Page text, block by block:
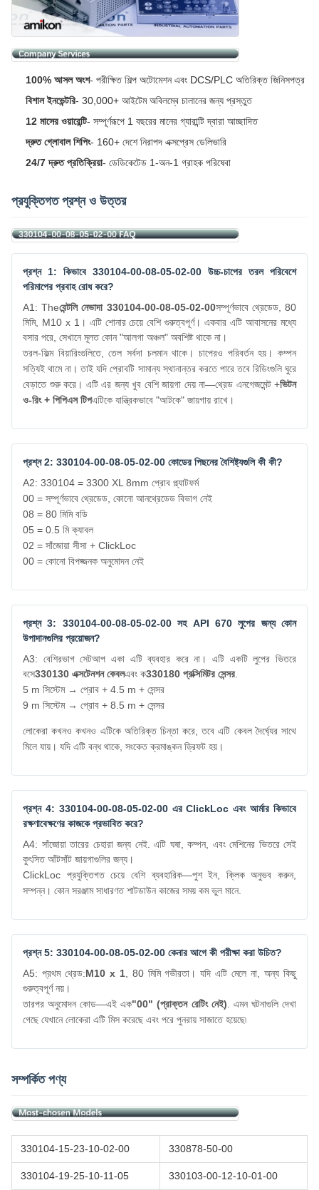
100% আসল অংশ- পরীক্ষিত শিল্প অটোমেশন এবং DCS/PLC অতিরিক্ত জিনিসপত্র
বিশাল ইনভেন্টরি- 30,000+ আইটেম অবিলম্বে চালানের জন্য প্রস্তুত
12 মাসের ওয়ারেন্টি- সম্পূর্ণরূপে 1 বছরের মানের গ্যারান্টি দ্বারা আচ্ছাদিত
দ্রুত গ্লোবাল শিপিং- 160+ দেশে নিরাপদ এক্সপ্রেস ডেলিভারি
24/7 দ্রুত প্রতিক্রিয়া- ডেডিকেটেড 1-অন-1 গ্রাহক পরিষেবা
প্রযুক্তিগত প্রশ্ন ও উত্তর
প্রশ্ন 1: কিভাবে 330104-00-08-05-02-00 উচ্চ-চাপের তরল পরিবেশে
পরিমাপের প্রবাহ রোধ করে?
A1: Theবেন্টলি নেভাদা 330104-00-08-05-02-00সম্পূর্ণভাবে থ্রেডেড, 80
মিমি, M10 x 1। এটি শোনার চেয়ে বেশি গুরুত্বপূর্ণ। একবার এটি আবাসনের মধ্যে
বসার পরে, সেখানে মূলত কোন "আলগা অঞ্চল" অবশিষ্ট থাকে না।
তরল-ফিল্ম বিয়ারিংগুলিতে, তেল সর্বদা চলমান থাকে। চাপেরও পরিবর্তন হয়। কম্পন
সত্যিই থামে না। তাই যদি প্রোবটি সামান্য স্থানান্তর করতে পারে তবে রিডিংগুলি ঘুরে
বেড়াতে শুরু করে। এটি এর জন্য খুব বেশি জায়গা দেয় না—থ্রেড এনগেজমেন্ট +ভিটন
ও-রিং + পিপিএস টিপএটিকে যান্ত্রিকভাবে "আটকে" জায়গায় রাখে।
প্রশ্ন 2: 330104-00-08-05-02-00 কোডের পিছনের বৈশিষ্ট্যগুলি কী কী?
A2: 330104 = 3300 XL 8mm প্রোব প্ল্যাটফর্ম
00 = সম্পূর্ণভাবে থ্রেডেড, কোনো আনথ্রেডেড বিভাগ নেই
08 = 80 মিমি বডি
05 = 0.5 মি ক্যাবল
02 = সাঁজোয়া সীসা + ClickLoc
00 = কোনো বিপজ্জনক অনুমোদন নেই
প্রশ্ন 3: 330104-00-08-05-02-00 সহ API 670 লুপের জন্য কোন
উপাদানগুলির প্রয়োজন?
A3: বেশিরভাগ সেটআপ একা এটি ব্যবহার করে না। এটি একটি লুপের ভিতরে
বসে330130 এক্সটেনশন কেবলএবং ক330180 প্রক্সিমিটর সেন্সর
5 m সিস্টেম → প্রোব + 4.5 m + সেন্সর
9 m সিস্টেম → প্রোব + 8.5 m + সেন্সর
লোকেরা কখনও কখনও এটিকে অতিরিক্ত চিন্তা করে, তবে এটি কেবল দৈর্ঘ্যের সাথে
মিলে যায়। যদি এটি বন্ধ থাকে, সংকেত ক্রমাঙ্কন ড্রিফট হয়।
প্রশ্ন 4: 330104-00-08-05-02-00 এর ClickLoc এবং আর্মার কিভাবে
রক্ষণাবেক্ষণের কাজকে প্রভাবিত করে?
A4: সাঁজোয়া তারের চেহারা জন্য নেই. এটি ঘষা, কম্পন, এবং মেশিনের ভিতরে সেই
কুৎসিত আঁটসাঁট জায়গাগুলির জন্য।
ClickLoc প্রযুক্তিগত চেয়ে বেশি ব্যবহারিক—পুশ ইন, ক্লিক অনুভব করুন,
সম্পন্ন। কোন সরঞ্জাম সাধারণত শাটডাউন কাজের সময় কম ভুল মানে.
প্রশ্ন 5: 330104-00-08-05-02-00 কেনার আগে কী পরীক্ষা করা উচিত?
A5: প্রথম থ্রেড:M10 x 1, 80 মিমি গভীরতা। যদি এটি মেলে না, অন্য কিছু
গুরুত্বপূর্ণ নয়।
তারপর অনুমোদন কোড—এই এক"00" (প্রাক্তন রেটিং নেই) . এমন ঘটনাগুলি দেখা
গেছে যেখানে লোকেরা এটি মিস করেছে এবং পরে পুনরায় সাজাতে হয়েছে৷
সম্পর্কিত পণ্য
330104-15-23-10-02-00 330878-50-00
330104-19-25-10-11-05 330103-00-12-10-01-00